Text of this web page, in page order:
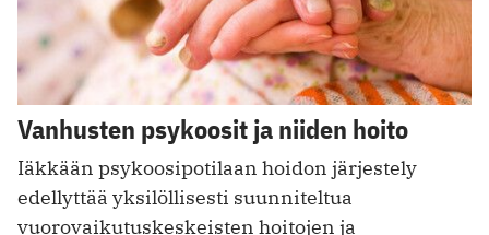
Vanhusten psykoosit ja niiden hoito
Iäkkään psykoosipotilaan hoidon järjestely
edellyttää yksilöllisesti suunniteltua
vuorovaikutus­keskeisten hoitojen ja